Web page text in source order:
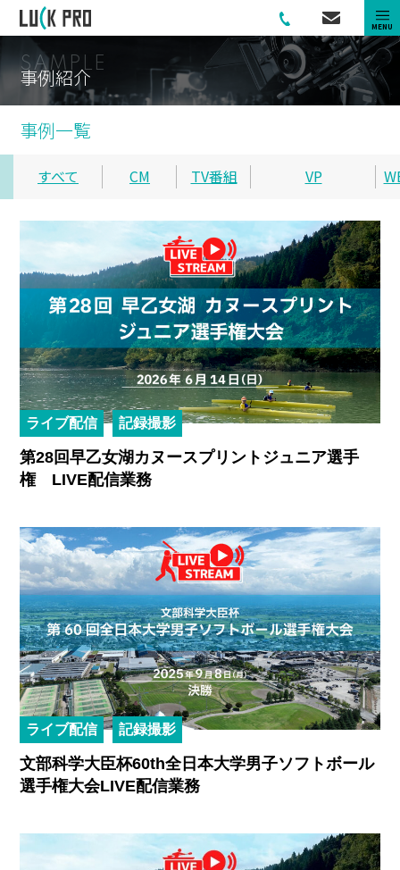
MENU
SA M P L E
事例紹介
事例一覧
すべて CM TV番組 VP
ライブ配信 記録撮影
第28回早乙女湖カヌースプリントジュニア選手
権 LIVE配信業務
ライブ配信 記録撮影
文部科学大臣杯60th全日本大学男子ソフトボール
選手権大会LIVE配信業務